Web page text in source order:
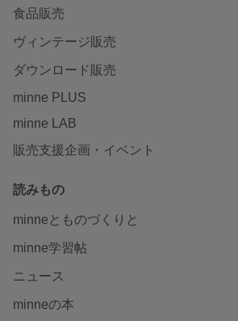
食品販売
ヴィンテージ販売
ダウンロード販売
minne PLUS
minne LAB
販売支援企画・イベント
読みもの
minneとものづくりと
minne学習帖
ニュース
minneの本